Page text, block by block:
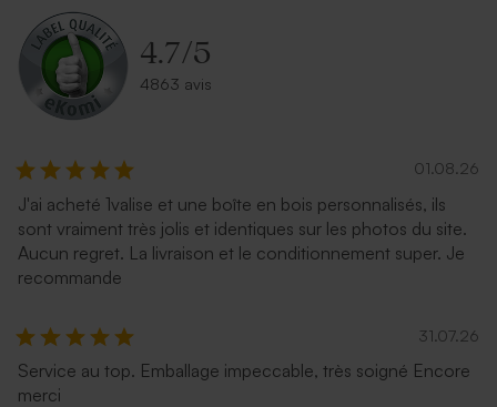
4.7/5
4863 avis
01.08.26
J'ai acheté 1valise et une boîte en bois personnalisés, ils
sont vraiment très jolis et identiques sur les photos du site.
Aucun regret. La livraison et le conditionnement super. Je
recommande
31.07.26
Service au top. Emballage impeccable, très soigné Encore
merci